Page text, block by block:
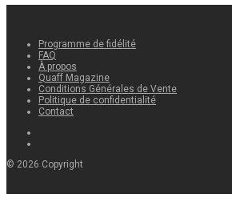
Programme de fidélité
FAQ
À propos
Quaff Magazine
Conditions Générales de Vente
Politique de confidentialité
Contact
© 2026 Copyright